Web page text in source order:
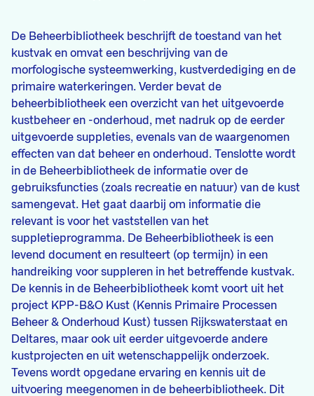
De Beheerbibliotheek beschrijft de toestand van het
kustvak en omvat een beschrijving van de
morfologische systeemwerking, kustverdediging en de
primaire waterkeringen. Verder bevat de
beheerbibliotheek een overzicht van het uitgevoerde
kustbeheer en -onderhoud, met nadruk op de eerder
uitgevoerde suppleties, evenals van de waargenomen
effecten van dat beheer en onderhoud. Tenslotte wordt
in de Beheerbibliotheek de informatie over de
gebruiksfuncties (zoals recreatie en natuur) van de kust
samengevat. Het gaat daarbij om informatie die
relevant is voor het vaststellen van het
suppletieprogramma. De Beheerbibliotheek is een
levend document en resulteert (op termijn) in een
handreiking voor suppleren in het betreffende kustvak.
De kennis in de Beheerbibliotheek komt voort uit het
project KPP-B&O Kust (Kennis Primaire Processen
Beheer & Onderhoud Kust) tussen Rijkswaterstaat en
Deltares, maar ook uit eerder uitgevoerde andere
kustprojecten en uit wetenschappelijk onderzoek.
Tevens wordt opgedane ervaring en kennis uit de
uitvoering meegenomen in de beheerbibliotheek. Dit